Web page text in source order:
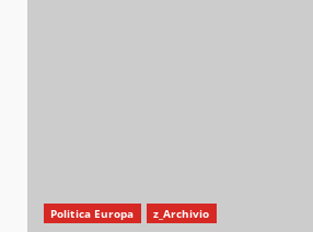
Politica Europa z_Archivio